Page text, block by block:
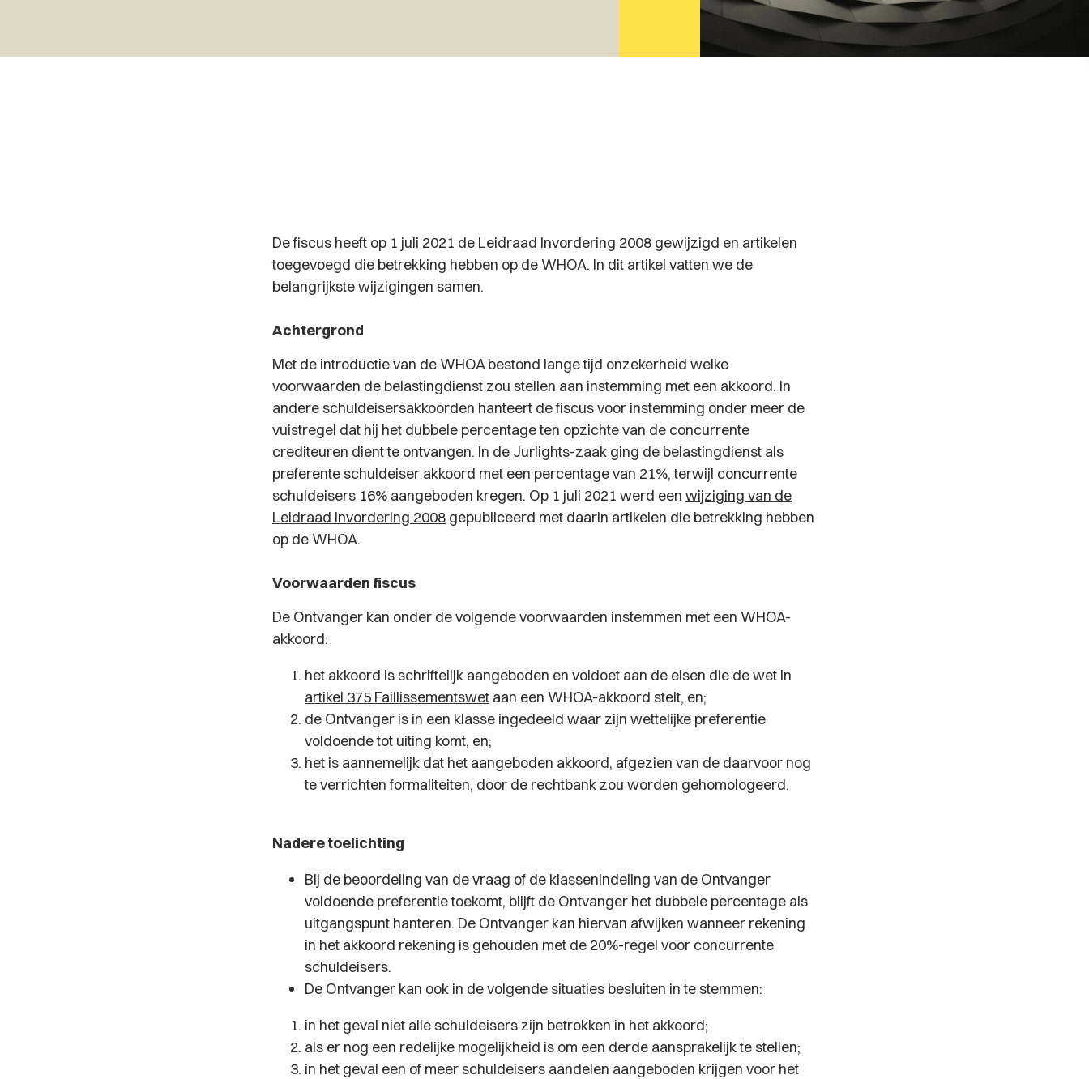
De fiscus heeft op 1 juli 2021 de Leidraad Invordering 2008 gewijzigd en artikelen
toegevoegd die betrekking hebben op deWHOA. In dit artikel vatten we de
belangrijkste wijzigingen samen.
Achtergrond
Met de introductie van de WHOA bestond lange tijd onzekerheid welke
voorwaarden de belastingdienst zou stellen aan instemming met een akkoord. In
andere schuldeisersakkoorden hanteert de fiscus voor instemming onder meer de
vuistregel dat hij het dubbele percentage ten opzichte van de concurrente
crediteuren dient te ontvangen. In de Jurlights-zaak ging de belastingdienst als
preferente schuldeiser akkoord met een percentage van 21%, terwijl concurrente
schuldeisers 16% aangeboden kregen. Op 1 juli 2021 werd een wijziging van de
Leidraad Invordering 2008 gepubliceerd met daarin artikelen die betrekking hebben
op de WHOA.
Voorwaarden fiscus
De Ontvanger kan onder de volgende voorwaarden instemmen met een WHOA-
akkoord:
het akkoord is schriftelijk aangeboden en voldoet aan de eisen die de wet in
artikel 375 Faillissementswet aan een WHOA-akkoord stelt, en;
de Ontvanger is in een klasse ingedeeld waar zijn wettelijke preferentie
voldoende tot uiting komt, en;
het is aannemelijk dat het aangeboden akkoord, afgezien van de daarvoor nog
te verrichten formaliteiten, door de rechtbank zou worden gehomologeerd.
Nadere toelichting
Bij de beoordeling van de vraag of de klassenindeling van de Ontvanger
voldoende preferentie toekomt, blijft de Ontvanger het dubbele percentage als
uitgangspunt hanteren. De Ontvanger kan hiervan afwijken wanneer rekening
in het akkoord rekening is gehouden met de 20%-regel voor concurrente
schuldeisers.
De Ontvanger kan ook in de volgende situaties besluiten in te stemmen:
in het geval niet alle schuldeisers zijn betrokken in het akkoord;
als er nog een redelijke mogelijkheid is om een derde aansprakelijk te stellen;
in het geval een of meer schuldeisers aandelen aangeboden krijgen voor het